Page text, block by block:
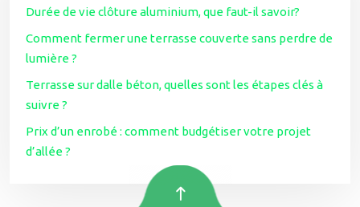
Durée de vie clôture aluminium, que faut-il savoir?
Comment fermer une terrasse couverte sans perdre de
lumière ?
Terrasse sur dalle béton, quelles sont les étapes clés à
suivre ?
Prix d’un enrobé : comment budgétiser votre projet
d’allée ?